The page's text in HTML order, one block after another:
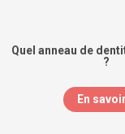
Quel anneau de
?
En